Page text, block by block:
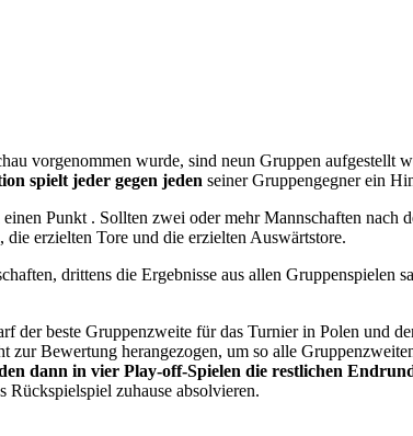
vorgenommen wurde, sind neun Gruppen aufgestellt
spielt jeder gegen jeden seiner Gruppengegner ein
Punkt . Sollten zwei oder mehr Mannschaften nach
erzielten Tore und die erzielten Auswärtstore.
drittens die Ergebnisse aus allen
der beste Gruppenzweite für das Turnier in Polen und
zur Bewertung herangezogen, um so alle
dann in vier Play-off-Spielen die restlichen
Rückspielspiel zuhause absolvieren.